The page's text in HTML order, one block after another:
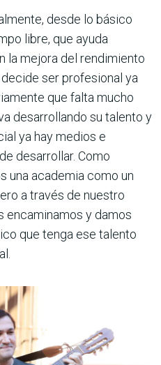
desde lo básico
libre, que ayuda
la mejora del rendimiento
ser profesional ya
que falta mucho
desarrollando su talento y
ya hay medios e
desarrollar. Como
una academia como un
a través de nuestro
encaminamos y damos
que tenga ese talento